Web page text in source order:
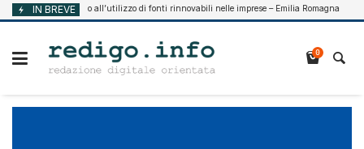
Vai
al
IN BREVE
Supporto all’utilizzo di fonti rinnovabili nelle imprese – Emilia Romagna
0